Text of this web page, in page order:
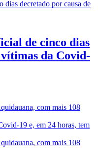
de cinco dias
da Covid-